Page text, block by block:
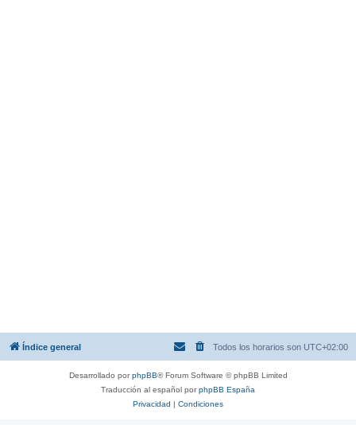
Índice general Todos los horarios son UTC+02:00
Desarrollado porphpBB® Forum Software © phpBB Limited
Traducción al español porphpBB España
Privacidad | Condiciones